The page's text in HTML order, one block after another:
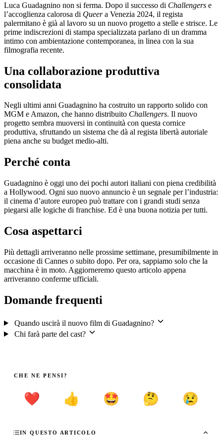
Luca Guadagnino non si ferma. Dopo il successo di Challengers e
l’accoglienza calorosa di Queera Venezia 2024, il regista
palermitano è già al lavoro su un nuovo progetto a stelle e strisce. Le
prime indiscrezioni di stampa specializzata parlano di un dramma
intimo con ambientazione contemporanea, in linea con la sua
filmografia recente.
Una collaborazione produttiva
consolidata
Negli ultimi anni Guadagnino ha costruito un rapporto solido con
MGM e Amazon, che hanno distribuito Challengers. Il nuovo
progetto sembra muoversi in continuità con questa cornice
produttiva, sfruttando un sistema che dà al regista libertà autoriale
piena anche su budget medio-alti.
Perché conta
Guadagnino è oggi uno dei pochi autori italiani con piena credibilità
a Hollywood. Ogni suo nuovo annuncio è un segnale per l’industria:
il cinema d’autore europeo può trattare con i grandi studi senza
piegarsi alle logiche di franchise. Ed è una buona notizia per tutti.
Cosa aspettarci
Più dettagli arriveranno nelle prossime settimane, presumibilmente in
occasione di Cannes o subito dopo. Per ora, sappiamo solo che la
macchina è in moto. Aggiorneremo questo articolo appena
arriveranno conferme ufficiali.
Domande frequenti
Quando uscirà il nuovo film di Guadagnino?
Chi farà parte del cast?
CHE NE PENSI?
❤️ 👍 🤩 🤔 😢
IN QUESTO ARTICOLO